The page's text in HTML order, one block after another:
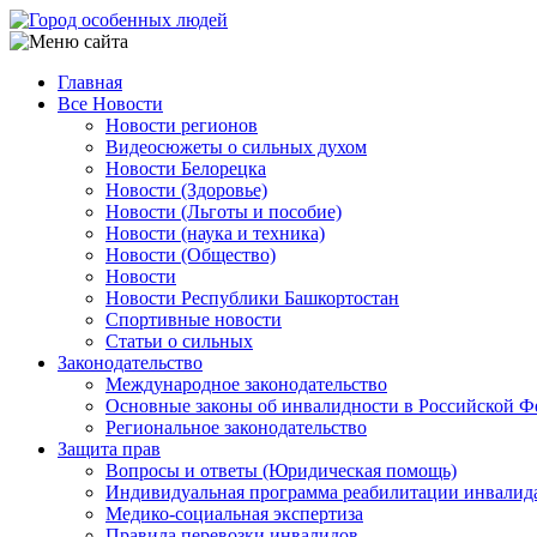
Перейти
к
содержанию
Main
navigation
Главная
Все Новости
Новости регионов
Видеосюжеты о сильных духом
Новости Белорецка
Новости (Здоровье)
Новости (Льготы и пособие)
Новости (наука и техника)
Новости (Общество)
Новости
Новости Республики Башкортостан
Спортивные новости
Статьи о сильных
Законодательство
Международное законодательство
Основные законы об инвалидности в Российской
Региональное законодательство
Защита прав
Вопросы и ответы (Юридическая помощь)
Индивидуальная программа реабилитации
Медико-социальная экспертиза